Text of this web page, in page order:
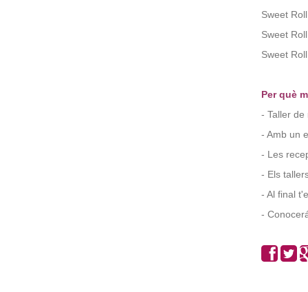
Sweet
Sweet
Sweet
Per què
- Taller
- Amb un
- Les
- Els
- Al final
-